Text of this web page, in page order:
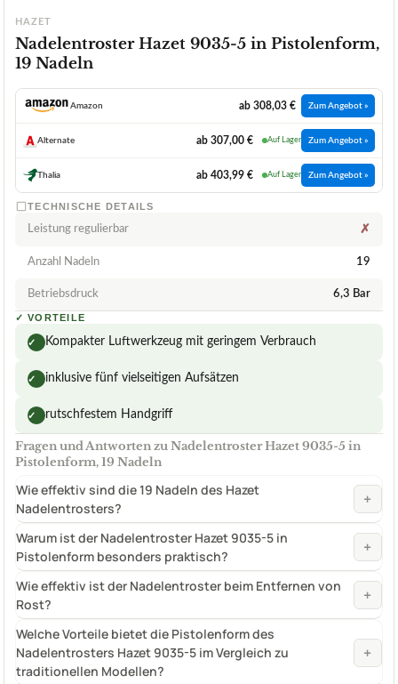
HAZET
Nadelentroster Hazet 9035-5 in Pistolenform,
19 Nadeln
Amazon ab 308,03 € Zum Angebot »
Alternate ab 307,00 € Auf Lager Zum Angebot »
Thalia ab 403,99 € Auf Lager Zum Angebot »
TECHNISCHE DETAILS
Leistung regulierbar ✗
Anzahl Nadeln 19
Betriebsdruck 6,3 Bar
✓ VORTEILE
✓ Kompakter Luftwerkzeug mit geringem Verbrauch
✓ inklusive fünf vielseitigen Aufsätzen
✓ rutschfestem Handgriff
Fragen und Antworten zu Nadelentroster Hazet 9035-5 in
Pistolenform, 19 Nadeln
Wie effektiv sind die 19 Nadeln des Hazet
Nadelentrosters?
+
Warum ist der Nadelentroster Hazet 9035-5 in
Pistolenform besonders praktisch?
+
Wie effektiv ist der Nadelentroster beim Entfernen von
Rost?
+
Welche Vorteile bietet die Pistolenform des
Nadelentrosters Hazet 9035-5 im Vergleich zu
traditionellen Modellen?
+